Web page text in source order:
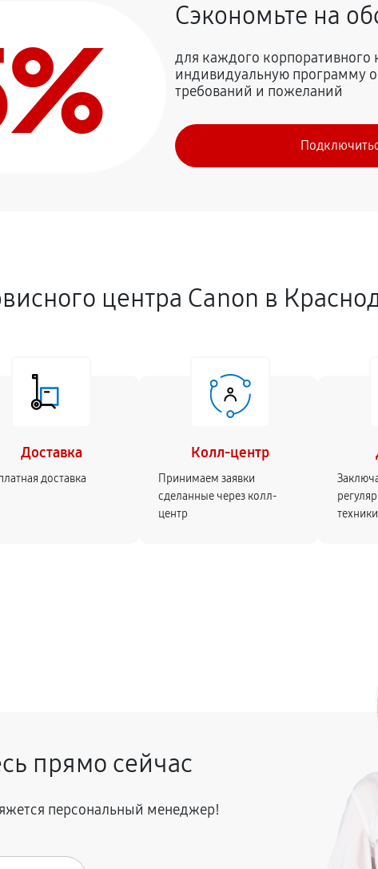
Сэкономьте на
для каждого корпоративного
индивидуальную программу
требований и пожеланий
центра Canon в
Доставка
доставка
Колл-центр
Принимаем заявки
сделанные через колл-
центр
техники
прямо сейчас
персональный менеджер!